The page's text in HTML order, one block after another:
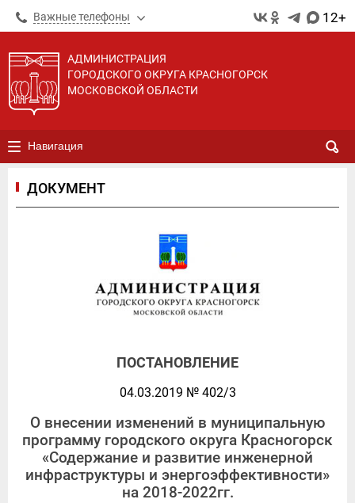
Важные телефоны 12+
АДМИНИСТРАЦИЯ
ГОРОДСКОГО ОКРУГА КРАСНОГОРСК
МОСКОВСКОЙ ОБЛАСТИ
Навигация
ДОКУМЕНТ
ПОСТАНОВЛЕНИЕ
04.03.2019 № 402/3
О внесении изменений в муниципальную
программу городского округа Красногорск
«Содержание и развитие инженерной
инфраструктуры и энергоэффективности»
на 2018-2022гг.